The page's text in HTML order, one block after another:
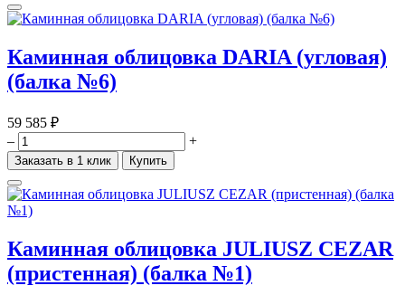
Каминная облицовка DARIA (угловая)
(балка №6)
59 585 ₽
–
+
Заказать в 1 клик Купить
Каминная облицовка JULIUSZ CEZAR
(пристенная) (балка №1)